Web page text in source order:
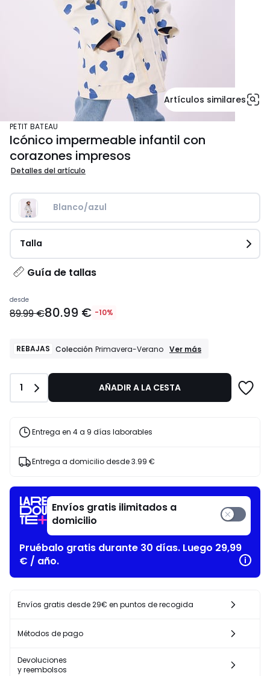
Artículos similares
PETIT BATEAU
Icónico impermeable infantil con
corazones impresos
Detalles del artículo
Blanco/azul
Talla
Guía de tallas
Precio
a
80.99
en
lugar
10%
aplicado.
desde
89.99 €80.99 € -10%
REBAJAS Colección Primavera-Verano REBAJAS
Ver más
Cantidad
1 AÑADIR A LA CESTA
Entrega en 4 a 9 días laborables
Entrega a domicilio desde3.99 €
Envíos gratis ilimitados a
domicilio
Pruébalo gratis durante 30 días. Luego 29,99
€ / año.
Envíos gratis desde 29€ en puntos de recogida
Métodos de pago
Devoluciones
y reembolsos